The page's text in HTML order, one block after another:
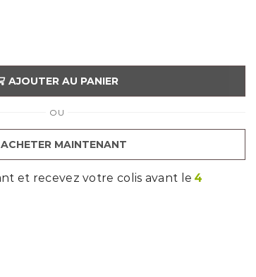
AJOUTER AU PANIER
OU
ACHETER MAINTENANT
et recevez votre colis avant le 4